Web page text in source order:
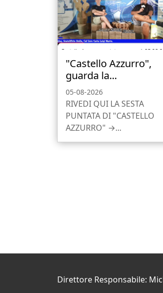
"Castello Azzurro",
guarda la...
05-08-2026
RIVEDI QUI LA SESTA
PUNTATA DI "CASTELLO
AZZURRO" →...
Direttore Responsabile: